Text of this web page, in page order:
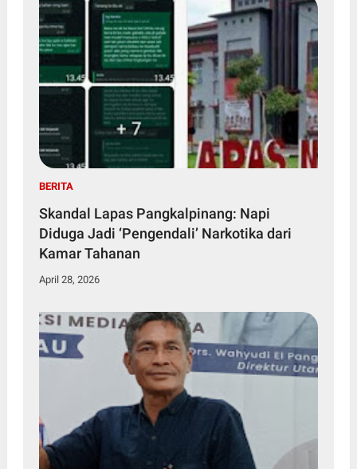
BERITA
Skandal Lapas Pangkalpinang: Napi
Diduga Jadi ‘Pengendali’ Narkotika dari
Kamar Tahanan
April 28, 2026